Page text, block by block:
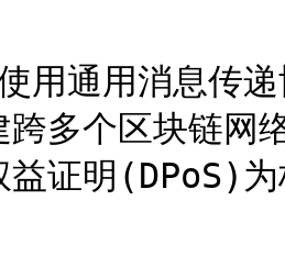
用通用消息传递
跨多个区块链
益证明(DPoS)